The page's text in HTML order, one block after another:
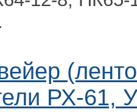
РХ-61,